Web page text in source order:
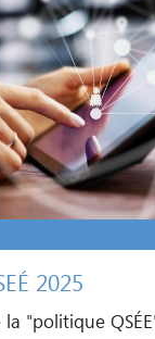
2025
"politique